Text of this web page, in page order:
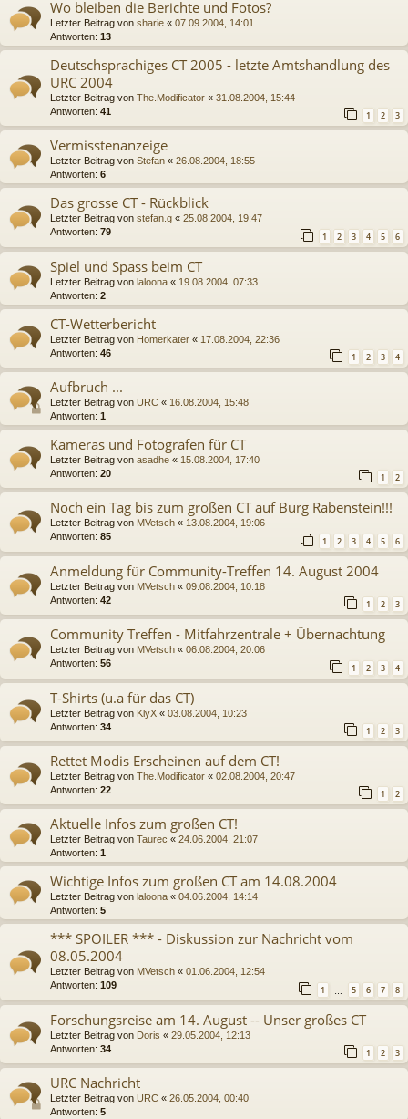
Wo bleiben die Berichte und Fotos?
Letzter Beitrag von sharie « 07.09.2004, 14:01
Antworten: 13
Deutschsprachiges CT 2005 - letzte Amtshandlung des
URC 2004
Letzter Beitrag von The.Modificator « 31.08.2004, 15:44
Antworten: 41 1 2 3
Vermisstenanzeige
Letzter Beitrag von Stefan « 26.08.2004, 18:55
Antworten: 6
Das grosse CT - Rückblick
Letzter Beitrag von stefan.g « 25.08.2004, 19:47
Antworten: 79 1 2 3 4 5 6
Spiel und Spass beim CT
Letzter Beitrag von laloona « 19.08.2004, 07:33
Antworten: 2
CT-Wetterbericht
Letzter Beitrag von Homerkater « 17.08.2004, 22:36
Antworten: 46 1 2 3 4
Aufbruch ...
Letzter Beitrag von URC « 16.08.2004, 15:48
Antworten: 1
Kameras und Fotografen für CT
Letzter Beitrag von asadhe « 15.08.2004, 17:40
Antworten: 20 1 2
Noch ein Tag bis zum großen CT auf Burg Rabenstein!!!
Letzter Beitrag von MVetsch « 13.08.2004, 19:06
Antworten: 85 1 2 3 4 5 6
Anmeldung für Community-Treffen 14. August 2004
Letzter Beitrag von MVetsch « 09.08.2004, 10:18
Antworten: 42 1 2 3
Community Treffen - Mitfahrzentrale + Übernachtung
Letzter Beitrag von MVetsch « 06.08.2004, 20:06
Antworten: 56 1 2 3 4
T-Shirts (u.a für das CT)
Letzter Beitrag von KlyX « 03.08.2004, 10:23
Antworten: 34 1 2 3
Rettet Modis Erscheinen auf dem CT!
Letzter Beitrag von The.Modificator « 02.08.2004, 20:47
Antworten: 22 1 2
Aktuelle Infos zum großen CT!
Letzter Beitrag von Taurec « 24.06.2004, 21:07
Antworten: 1
Wichtige Infos zum großen CT am 14.08.2004
Letzter Beitrag von laloona « 04.06.2004, 14:14
Antworten: 5
*** SPOILER *** - Diskussion zur Nachricht vom
08.05.2004
Letzter Beitrag von MVetsch « 01.06.2004, 12:54
Antworten: 109 1 5 6 7 8
Forschungsreise am 14. August -- Unser großes CT
Letzter Beitrag von Doris « 29.05.2004, 12:13
Antworten: 34 1 2 3
URC Nachricht
Letzter Beitrag von URC « 26.05.2004, 00:40
Antworten: 5